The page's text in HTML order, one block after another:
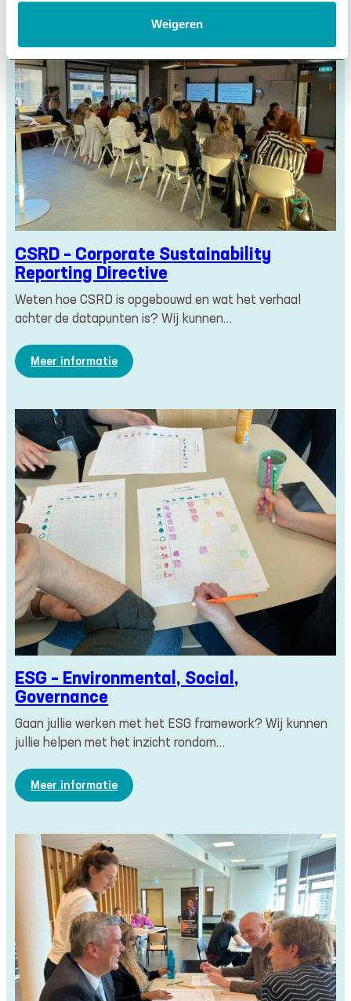
Weigeren
CSRD – Corporate Sustainability
Reporting Directive
Weten hoe CSRD is opgebouwd en wat het verhaal
achter de datapunten is? Wij kunnen…
Meer informatie:
CSRD
Corporate
Sustainability
ESG – Environmental, Social,
Governance
Gaan jullie werken met het ESG framework? Wij kunnen
jullie helpen met het inzicht rondom…
Meer informatie:
ESG
Environmental,
Social,
Governance